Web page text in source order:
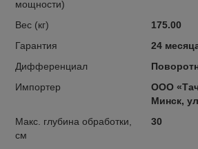
мощности)
Вес (кг)
175.00
Гарантия
24
Дифференциал
Импортер
ООО
Минск,
Макс. глубина обработки,
см
30